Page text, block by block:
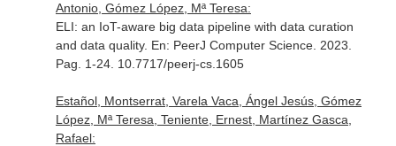
Antonio, Gómez López, Mª Teresa:
ELI: an IoT-aware big data pipeline with data curation
and data quality. En: PeerJ Computer Science. 2023.
Pag. 1-24. 10.7717/peerj-cs.1605
Estañol, Montserrat, Varela Vaca, Ángel Jesús, Gómez
López, Mª Teresa, Teniente, Ernest, Martínez Gasca,
Rafael: